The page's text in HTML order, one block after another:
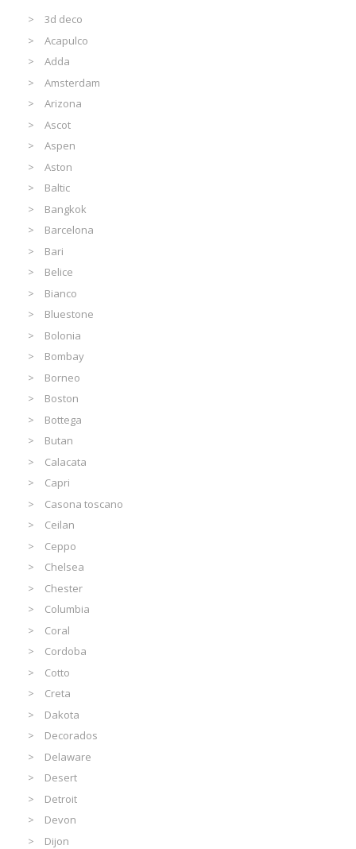
3d deco
Acapulco
Adda
Amsterdam
Arizona
Ascot
Aspen
Aston
Baltic
Bangkok
Barcelona
Bari
Belice
Bianco
Bluestone
Bolonia
Bombay
Borneo
Boston
Bottega
Butan
Calacata
Capri
Casona toscano
Ceilan
Ceppo
Chelsea
Chester
Columbia
Coral
Cordoba
Cotto
Creta
Dakota
Decorados
Delaware
Desert
Detroit
Devon
Dijon